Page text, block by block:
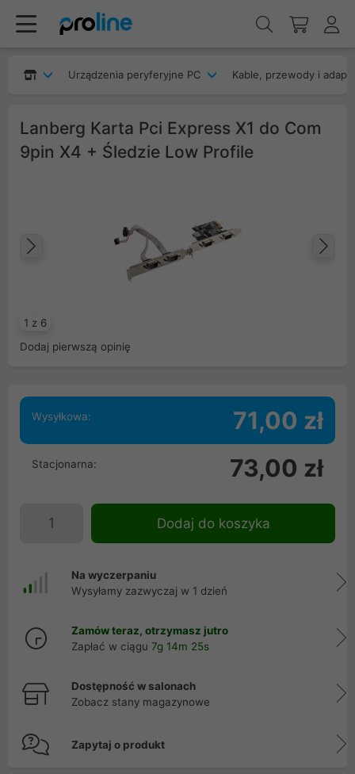
Urządzenia peryferyjne PC Kable, przewody i
Lanberg Karta Pci Express X1 do Com
9pin X4 + Śledzie Low Profile
1 z 6
Poprzedni
Dodaj pierwszą opinię
Wysyłkowa: 71,00 zł
Stacjonarna: 73,00 zł
Dodaj do koszyka
Na wyczerpaniu
Wysyłamy zazwyczaj w 1 dzień
Zamów teraz, otrzymasz jutro
Zapłać w ciągu 7g 14m 24s
Dostępność w salonach
Zobacz stany magazynowe
Zapytaj o produkt